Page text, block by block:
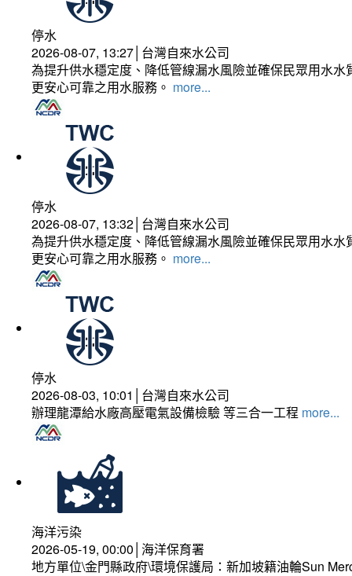
停水
2026-08-07, 13:27│台灣自來水公司
為提升供水穩定度、降低管線漏水風險並確保民眾用水
更安心可靠之用水服務。 more...
停水
2026-08-07, 13:32│台灣自來水公司
為提升供水穩定度、降低管線漏水風險並確保民眾用水
更安心可靠之用水服務。 more...
停水
2026-08-03, 10:01│台灣自來水公司
辦理龍潭給水廠高壓電氣設備檢驗 等三合一工程 more...
海洋污染
2026-05-19, 00:00│海洋保育署
地方單位\金門縣政府\環境保護局：新加坡籍油輪Sun